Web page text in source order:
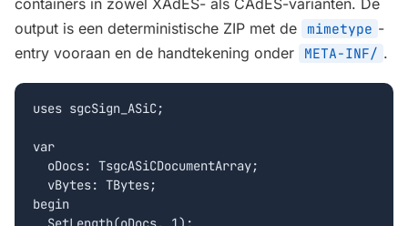
output is een deterministische ZIP met de
mimetype -
entry vooraan en de handtekening onder
META-INF/ .
uses sgcSign_ASiC;
var
  oDocs: TsgcASiCDocumentArray;
  vBytes: TBytes;
begin